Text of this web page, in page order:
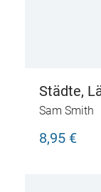
Städte,
Sam Smith
8,95 €